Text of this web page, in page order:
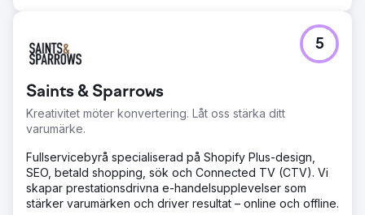
Saints & Sparrows
Kreativitet möter konvertering. Låt oss stärka ditt
varumärke.
5
Fullservicebyrå specialiserad på Shopify Plus-design,
SEO, betald shopping, sök och Connected TV (CTV). Vi
skapar prestationsdrivna e-handelsupplevelser som
stärker varumärken och driver resultat – online och offline.